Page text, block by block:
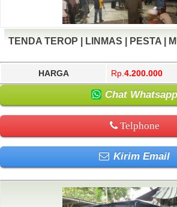
TENDA TEROP | LINMAS | PESTA |
HARGA Rp. 4.200.000
Chat Whatsapp
Telphone
Kirim Email